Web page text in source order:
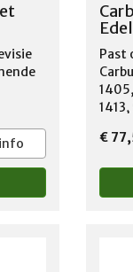
Past
en
€